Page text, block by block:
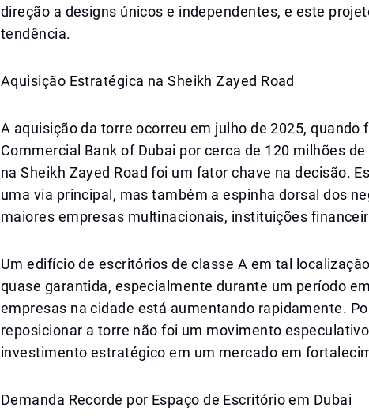
direção a designs únicos e independentes, e este
tendência.
Aquisição Estratégica na Sheikh Zayed Road
A aquisição da torre ocorreu em julho de 2025, quando
Commercial Bank of Dubai por cerca de 120 milhões
na Sheikh Zayed Road foi um fator chave na decisão.
uma via principal, mas também a espinha dorsal dos
maiores empresas multinacionais, instituições
Um edifício de escritórios de classe A em tal
quase garantida, especialmente durante um período
empresas na cidade está aumentando rapidamente.
reposicionar a torre não foi um movimento
investimento estratégico em um mercado em
Demanda Recorde por Espaço de Escritório em Dubai